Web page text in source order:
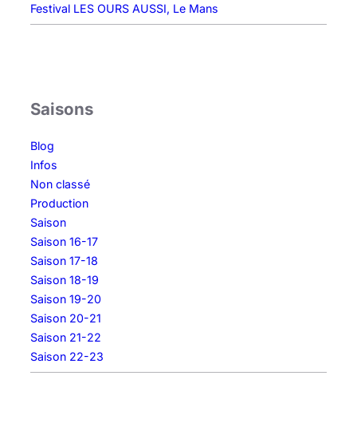
Festival LES OURS AUSSI, Le Mans
Saisons
Blog
Infos
Non classé
Production
Saison
Saison 16-17
Saison 17-18
Saison 18-19
Saison 19-20
Saison 20-21
Saison 21-22
Saison 22-23